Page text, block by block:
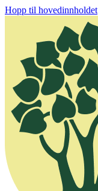
Hopp til hovedinnholdet